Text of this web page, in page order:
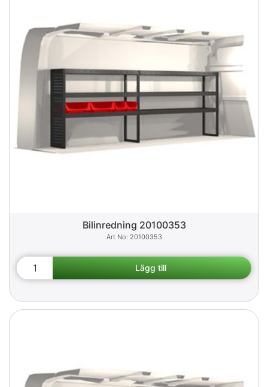
Bilinredning 20100353
20100353